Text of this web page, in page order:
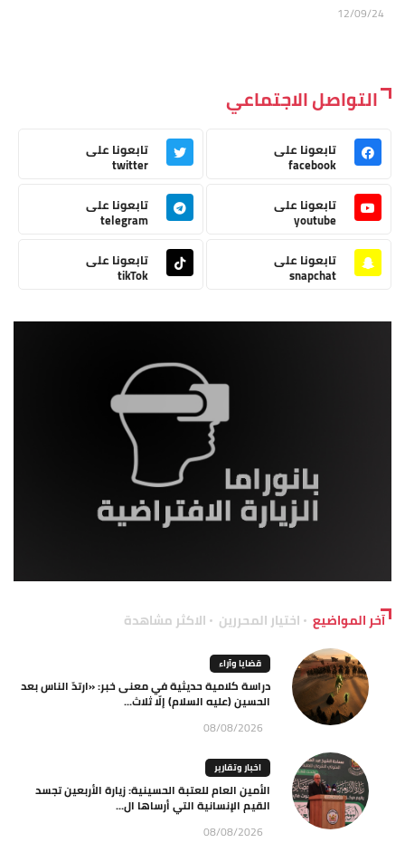
12/09/24
التواصل الاجتماعي
تابعونا على
facebook
تابعونا على
twitter
تابعونا على
youtube
تابعونا على
telegram
تابعونا على
snapchat
تابعونا على
tikTok
آخر المواضيع اختيار المحررين الاكثر مشاهدة
قضايا وآراء
دراسة كلامية حديثية في معنى خبر: «ارتدّ الناس بعد
الحسين (عليه السلام) إلّا ثلاث...
08/08/2026
اخبار وتقارير
الأمين العام للعتبة الحسينية: زيارة الأربعين تجسد
القيم الإنسانية التي أرساها ال...
08/08/2026